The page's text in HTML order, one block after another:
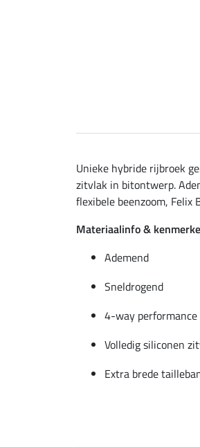
Unieke hybride rijbroek
zitvlak in bitontwerp.
flexibele beenzoom, Felix
Materiaalinfo &
Ademend
Sneldrogend
4-way
Volledig siliconen
Extra brede